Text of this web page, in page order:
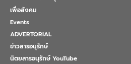
เพื่อสังคม
Events
ADVERTORIAL
ข่าวสารอนุรักษ์
นิตยสารอนุรักษ์ YouTube